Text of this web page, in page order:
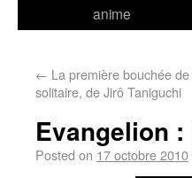
anime
← La première bouchée
solitaire, de Jirô Taniguchi
Evangelion
Posted on 17 octobre 2010